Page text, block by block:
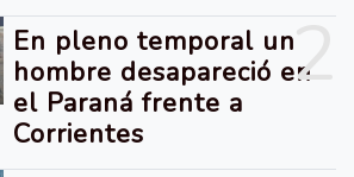
2
En pleno temporal un
hombre desapareció en
el Paraná frente a
Corrientes